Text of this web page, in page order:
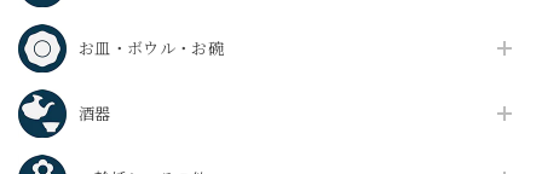
お皿・ボウル・お碗
酒器